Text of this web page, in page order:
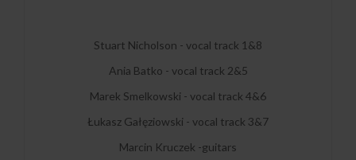
Stuart Nicholson - vocal track 1&8
Ania Batko - vocal track 2&5
Marek Smelkowski - vocal track 4&6
Łukasz Gałęziowski - vocal track 3&7
Marcin Kruczek -guitars